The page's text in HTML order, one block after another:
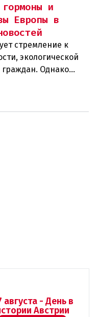
и
Европы в
стремление к
экологической
Однако
и решение
п
августа - День в
Австрии